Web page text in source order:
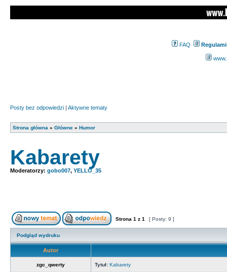
FAQ
Posty bez odpowiedzi | Aktywne tematy
Strona główna » Główne » Humor
Kabarety
Moderatorzy: gobo007, YELLO_35
Strona 1 z 1 [ Posty: 9 ]
Podgląd wydruku
Autor
zgc_qwerty Tytuł: Kabarety